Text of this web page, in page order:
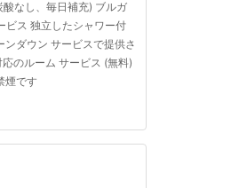
なし、毎日補充) ブルガ
ビス 独立したシャワー付
ダウン サービスで提供さ
のルーム サービス (無料)
煙です